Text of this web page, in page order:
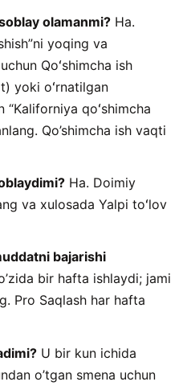
olamanmi? Ha.
yoqing va
Qoʻshimcha ish
yoki oʻrnatilgan
qoʻshimcha
Qo’shimcha ish vaqti
Ha. Doimiy
va xulosada Yalpi toʻlov
bajarishi
bir hafta ishlaydi; jami
Pro Saqlash har hafta
U bir kun ichida
o’tgan smena uchun